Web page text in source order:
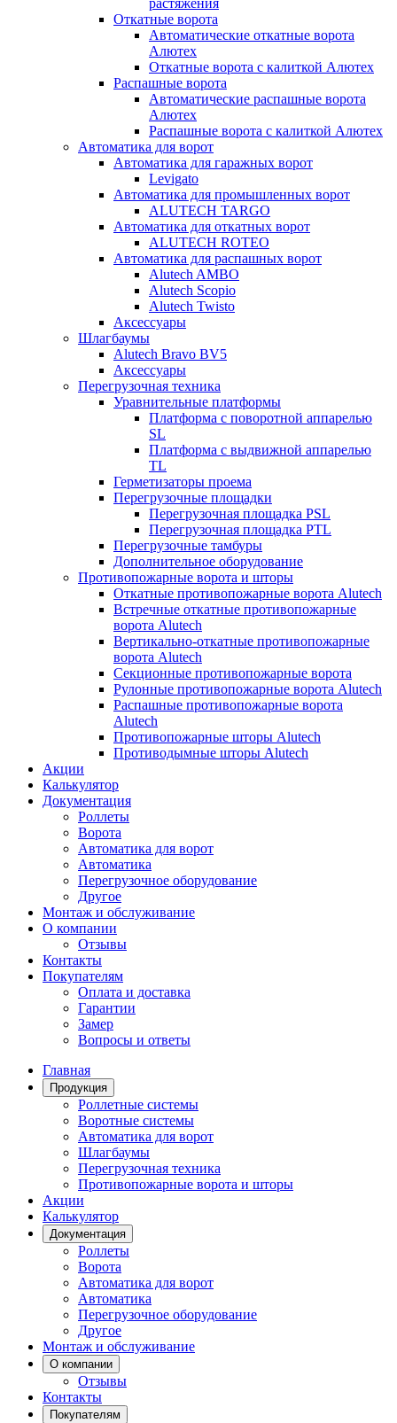
растяжения
Откатные ворота
Автоматические откатные ворота
Алютех
Откатные ворота с калиткой Алютех
Распашные ворота
Автоматические распашные ворота
Алютех
Распашные ворота с калиткой Алютех
Автоматика для ворот
Автоматика для гаражных ворот
Levigato
Автоматика для промышленных ворот
ALUTECH TARGO
Автоматика для откатных ворот
ALUTECH ROTEO
Автоматика для распашных ворот
Alutech AMBO
Alutech Scopio
Alutech Twisto
Аксессуары
Шлагбаумы
Alutech Bravo BV5
Аксессуары
Перегрузочная техника
Уравнительные платформы
Платформа с поворотной аппарелью
SL
Платформа с выдвижной аппарелью
TL
Герметизаторы проема
Перегрузочные площадки
Перегрузочная площадка PSL
Перегрузочная площадка PTL
Перегрузочные тамбуры
Дополнительное оборудование
Противопожарные ворота и шторы
Откатные противопожарные ворота Alutech
Встречные откатные противопожарные
ворота Alutech
Вертикально-откатные противопожарные
ворота Alutech
Секционные противопожарные ворота
Рулонные противопожарные ворота Alutech
Распашные противопожарные ворота
Alutech
Противопожарные шторы Alutech
Противодымные шторы Alutech
Акции
Калькулятор
Документация
Роллеты
Ворота
Автоматика для ворот
Автоматика
Перегрузочное оборудование
Другое
Монтаж и обслуживание
О компании
Отзывы
Контакты
Покупателям
Оплата и доставка
Гарантии
Замер
Вопросы и ответы
Главная
Продукция
Роллетные системы
Воротные системы
Автоматика для ворот
Шлагбаумы
Перегрузочная техника
Противопожарные ворота и шторы
Акции
Калькулятор
Документация
Роллеты
Ворота
Автоматика для ворот
Автоматика
Перегрузочное оборудование
Другое
Монтаж и обслуживание
О компании
Отзывы
Контакты
Покупателям